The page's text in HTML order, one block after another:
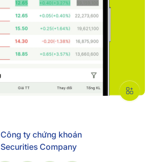
Công ty chứng khoán
Securities Company